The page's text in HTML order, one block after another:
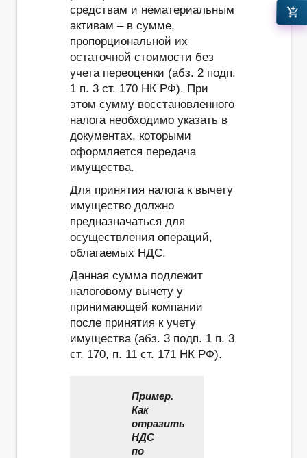
средствам и нематериальным
активам – в сумме,
пропорциональной их
остаточной стоимости без
учета переоценки (абз. 2 подп.
1 п. 3 ст. 170 НК РФ). При
этом сумму восстановленного
налога необходимо указать в
документах, которыми
оформляется передача
имущества.
Для принятия налога к вычету
имущество должно
предназначаться для
осуществления операций,
облагаемых НДС.
Данная сумма подлежит
налоговому вычету у
принимающей компании
после принятия к учету
имущества (абз. 3 подп. 1 п. 3
ст. 170, п. 11 ст. 171 НК РФ).
Пример.
Как
отразить
НДС
по
add_shopping_cart